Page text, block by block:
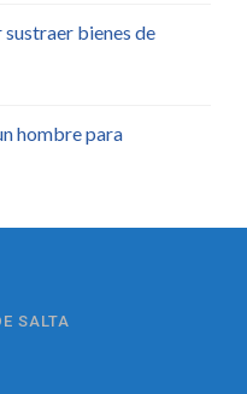
bienes de
hombre para
SALTA